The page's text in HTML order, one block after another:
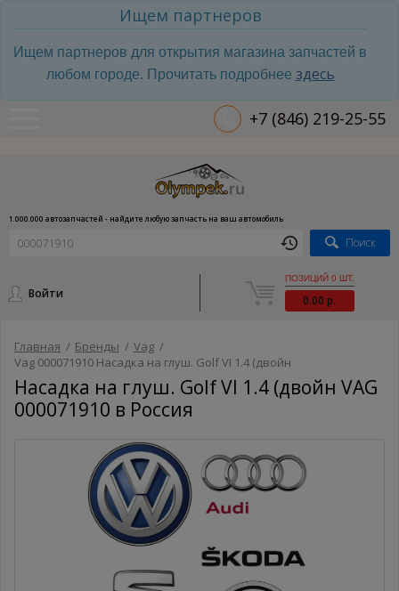
Ищем партнеров
Ищем партнеров для открытия магазина запчастей в
любом городе. Прочитать подробнее здесь
+7 (846) 219-25-55
1.000.000 автозапчастей - найдите любую запчасть на ваш автомобиль
Поиск
Войти
ПОЗИЦИЙ 0 ШТ.
0.00 р.
Главная / Бренды / Vag /
Vag 000071910 Насадка на глуш. Golf VI 1.4 (двойн
Насадка на глуш. Golf VI 1.4 (двойн VAG
000071910 в Россия